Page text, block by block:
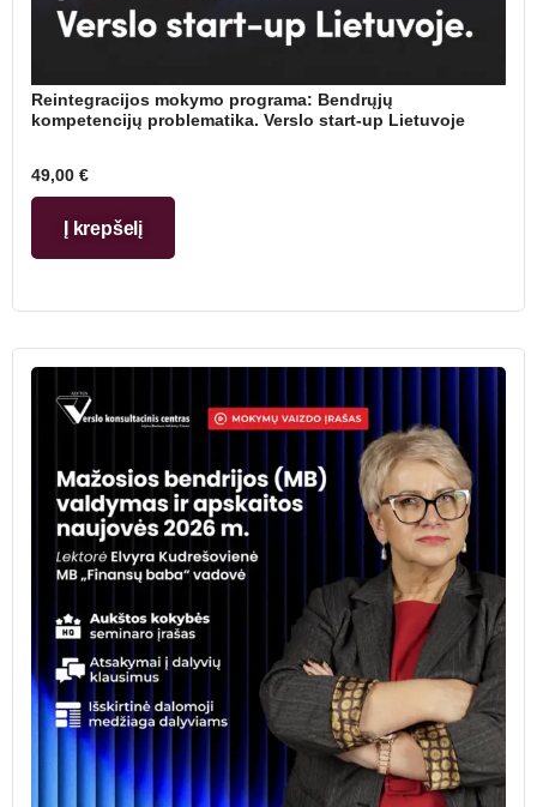
Reintegracijos mokymo programa: Bendrųjų
kompetencijų problematika. Verslo start-up Lietuvoje
49,00 €
Į krepšelį